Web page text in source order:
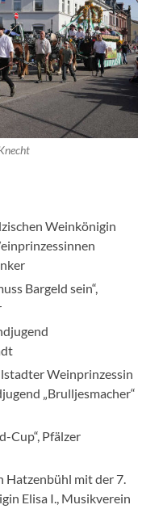
Weinkönigin
Bargeld sein“,
Weinprinzessin
„Brulljesmacher“
Cup“, Pfälzer
Hatzenbühl mit der 7.
Elisa I., Musikverein